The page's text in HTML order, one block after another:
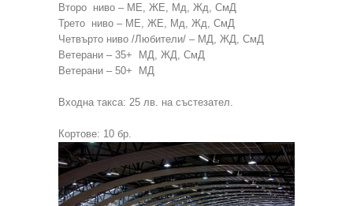
Второ ниво – МЕ, ЖЕ, Мд, Жд, СмД
Трето ниво – МЕ, ЖЕ, Мд, Жд, СмД
Четвърто ниво /Любители/ – МД, ЖД, СмД
Ветерани – 35+ МД, ЖД, СмД
Ветерани – 50+ МД
Входна такса: 25 лв. на състезател.
Кортове: 10 бр.